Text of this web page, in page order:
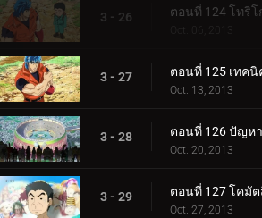
3 - 26
Oct. 06, 2013
3 - 27
Oct. 13, 2013
3 - 28
Oct. 20, 2013
3 - 29
Oct. 27, 2013